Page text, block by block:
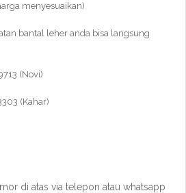
menyesuaikan)
bantal leher anda bisa langsung
(Novi)
(Kahar)
di atas via telepon atau whatsapp